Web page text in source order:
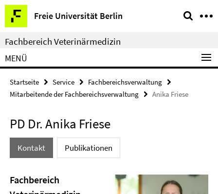
Springe
direkt
zu
Inhalt
Freie Universität Berlin
Service-
Navigation
Fachbereich Veterinärmedizin
MENÜ
Startseite Service
Fachbereichsverwaltung
Mitarbeitende der Fachbereichsverwaltung
Anika Friese
PD Dr. Anika Friese
Kontakt Publikationen
Fachbereich